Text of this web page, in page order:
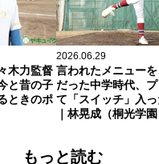
木力監督
と昔の子
ときのポ
2026.06.29
言われたメニュー
だった中学時代、
て「スイッチ」入
｜林晃成（桐光学園
もっと読む